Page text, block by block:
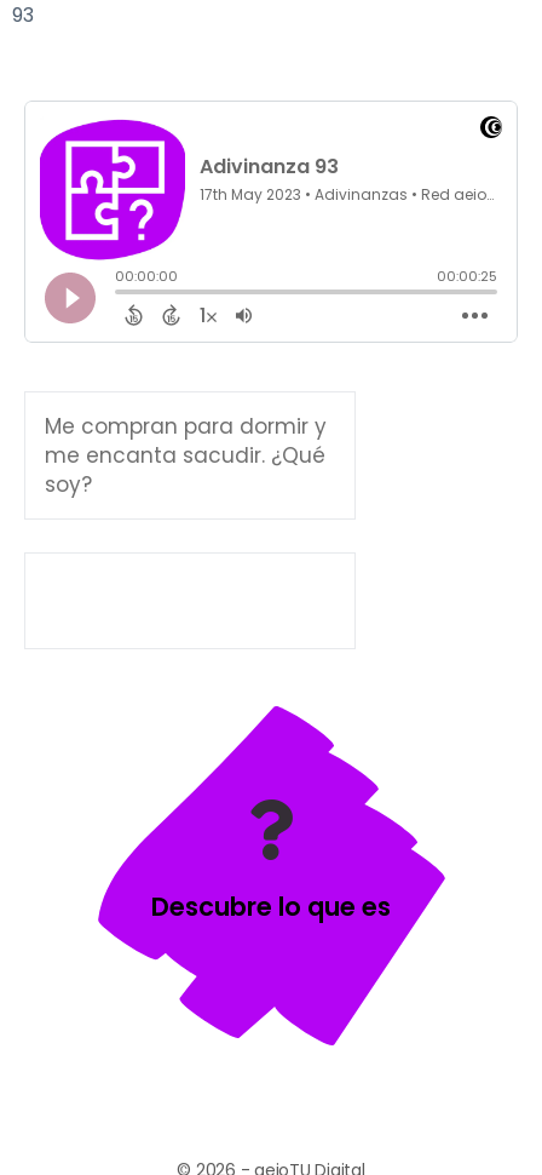
93
Me compran para dormir y
me encanta sacudir. ¿Qué
soy?
Descubre lo que es
© 2026 - aeioTU Digital